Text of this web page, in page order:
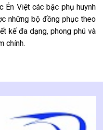
Én Việt các bậc phụ huynh
những bộ đồng phục theo
kế đa dạng, phong phú và
chính.